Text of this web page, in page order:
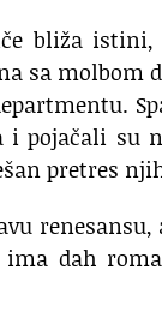
bliža
sa molbom
i pojačali su
pretres
dah